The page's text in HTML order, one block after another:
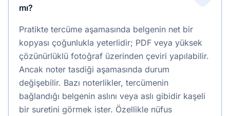
mı?
Pratikte tercüme aşamasında belgenin net bir
kopyası çoğunlukla yeterlidir; PDF veya yüksek
çözünürlüklü fotoğraf üzerinden çeviri yapılabilir.
Ancak noter tasdiği aşamasında durum
değişebilir. Bazı noterlikler, tercümenin
bağlandığı belgenin aslını veya aslı gibidir kaşeli
bir suretini görmek ister. Özellikle nüfus